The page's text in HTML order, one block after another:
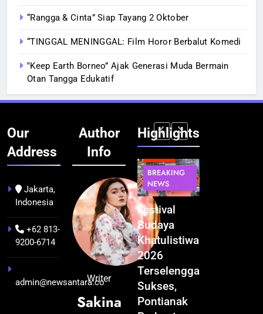
“Rangga & Cinta” Siap Tayang 2 Oktober
“TINGGAL MENINGGAL: Film Horor Berbalut Komedi
‟Keep Earth Borneo” Ajak Generasi Muda Bermain
Otan Tangga Edukatif
Our
Address
Jakarta,
Indonesia
+62 813-
9200-6714
admin@newsantara.co
Author
Info
Writer
Sakina
Highlights
BERITA
NEWS
Pramuwisata
Dukung
Peningkatan
Pariwisata
INFRASTRUKTUR
TEKNOLOGI
Indonesia
Resmi
Bangun AI
Factory
se-Asia
Tenggara,
BREAKING
NEWS
Festival
Budaya
Khatulistiwa
2026
Terselenggara
Sukses,
Pontianak